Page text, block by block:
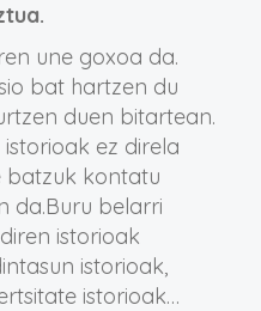
une goxoa da.
bat hartzen du
duen bitartean.
ez direla
batzuk kontatu
da.Buru belarri
istorioak
istorioak,
istorioak…